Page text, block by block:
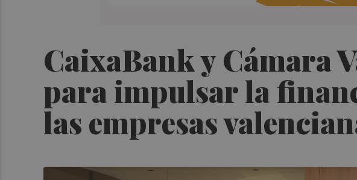
CaixaBank y Cámara
para impulsar la
las empresas